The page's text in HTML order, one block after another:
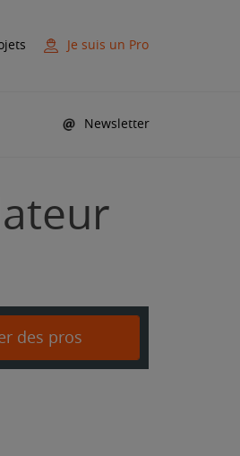
Je suis un Pro
Newsletter
des pros